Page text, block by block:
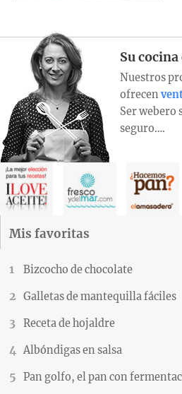
Su cocina
Nuestros
ofrecen
Ser webero
seguro….
Mis favoritas
Bizcocho de chocolate
Galletas de mantequilla fáciles
Receta de hojaldre
Albóndigas en salsa
Pan golfo, el pan con